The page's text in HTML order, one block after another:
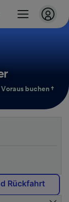
buchen †
Rückfahrt